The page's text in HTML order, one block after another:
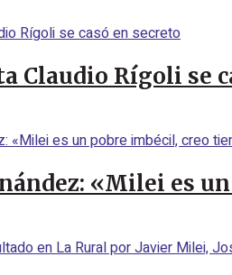
Claudio Rígoli se
«Milei es